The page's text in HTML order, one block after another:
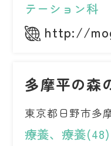
テーション科
http://
多摩平の森
東京都日野市多
療養、療養